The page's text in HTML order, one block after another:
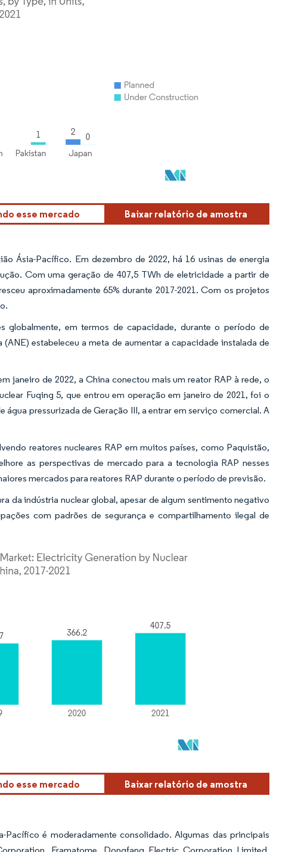
esse mercado Baixar relatório de amostra
Ásia-Pacífico. Em dezembro de 2022, há 16 usinas de energia
Com uma geração de 407,5 TWh de eletricidade a partir de
aproximadamente 65% durante 2017-2021. Com os projetos
globalmente, em termos de capacidade, durante o período de
estabeleceu a meta de aumentar a capacidade instalada de
janeiro de 2022, a China conectou mais um reator RAP à rede, o
Fuqing 5, que entrou em operação em janeiro de 2021, foi o
pressurizada de Geração III, a entrar em serviço comercial. A
reatores nucleares RAP em muitos países, como Paquistão,
as perspectivas de mercado para a tecnologia RAP nesses
mercados para reatores RAP durante o período de previsão.
da indústria nuclear global, apesar de algum sentimento negativo
com padrões de segurança e compartilhamento ilegal de
esse mercado Baixar relatório de amostra
é moderadamente consolidado. Algumas das principais